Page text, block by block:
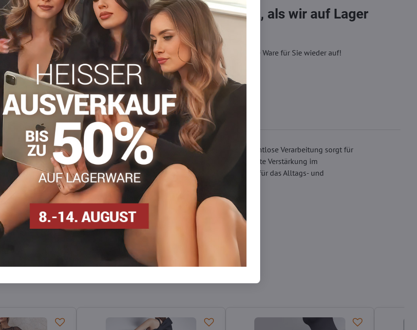
Möchten Sie mehr bestellen, als wir auf Lager
haben?
Zögern Sie nicht, uns zu kontaktieren, wir füllen die Ware für Sie wieder auf!
info​@everlady​.eu
Bewertungen 0 Diskussion 0
Netzmuster, das Outfits einen unverwechselbaren Charakter verleiht. Die nahtlose Verarbeitung sorgt für
der elastische Bund für druckfreien Tragekomfort sorgt. Eine dezente Verstärkung im
die Linie der Beine sinnlich betont. Ideal als markantes Accessoire für das Alltags- und
Gemusterte Strumpfhosen Netzstrumpfhosen Strumpfhosen DEN
LinkedInWhatsApp
mail